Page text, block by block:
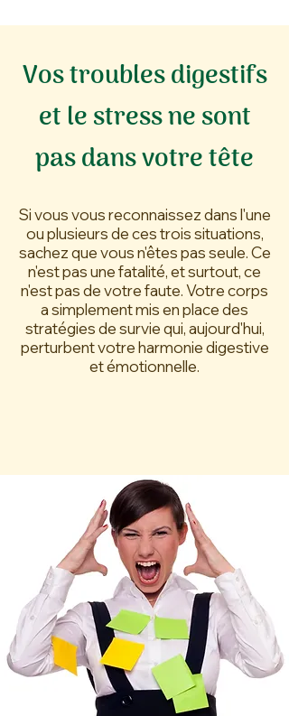
Vos troubles digestifs
et le stress ne sont
pas dans votre tête
Si vous vous reconnaissez dans l'une
ou plusieurs de ces trois situations,
sachez que vous n'êtes pas seule. Ce
n'est pas une fatalité, et surtout, ce
n'est pas de votre faute. Votre corps
a simplement mis en place des
stratégies de survie qui, aujourd'hui,
perturbent votre harmonie digestive
et émotionnelle.